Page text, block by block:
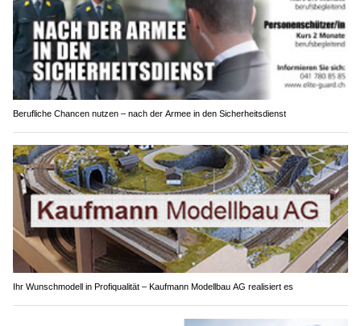
Berufliche Chancen nutzen – nach der Armee in den Sicherheitsdienst
Ihr Wunschmodell in Profiqualität – Kaufmann Modellbau AG realisiert es